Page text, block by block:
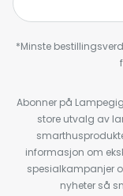
*Minste
Abonner på
store utvalg av
informasjon om
spesialkampanjer
nyheter så